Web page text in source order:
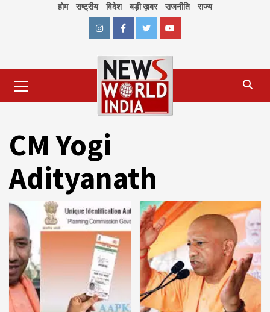
होम राष्ट्रीय विदेश बड़ी ख़बर राजनीति राज्य
InstagramFacebookTwitterYoutube
Menu
CM Yogi
Adityanath